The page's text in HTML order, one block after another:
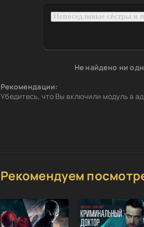
Не найдено ни
Рекомендации:
Убедитесь, что Вы включили модуль в
Рекомендуем